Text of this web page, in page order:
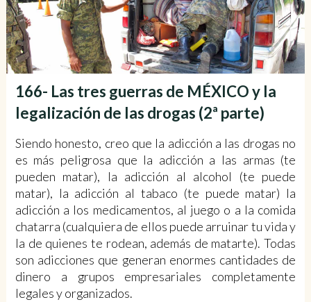
166- Las tres guerras de MÉXICO y la
legalización de las drogas (2ª parte)
Siendo honesto, creo que la adicción a las drogas no
es más peligrosa que la adicción a las armas (te
pueden matar), la adicción al alcohol (te puede
matar), la adicción al tabaco (te puede matar) la
adicción a los medicamentos, al juego o a la comida
chatarra (cualquiera de ellos puede arruinar tu vida y
la de quienes te rodean, además de matarte). Todas
son adicciones que generan enormes cantidades de
dinero a grupos empresariales completamente
legales y organizados.